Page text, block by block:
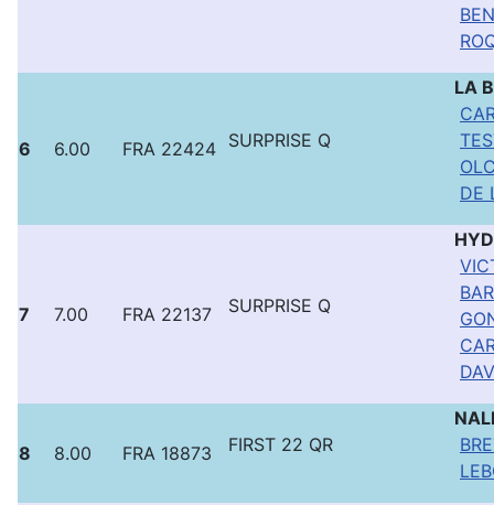
6 6.00 FRA 22424 SURPRISE Q
LA
DE
7 7.00 FRA 22137 SURPRISE Q
8 8.00 FRA 18873 FIRST 22 QR